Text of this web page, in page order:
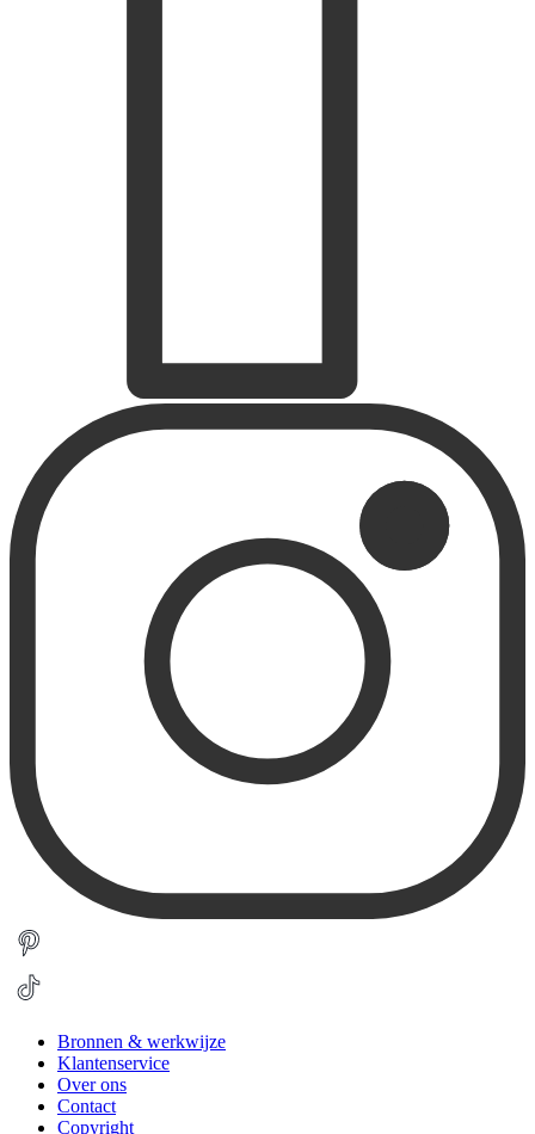
Bronnen & werkwijze
Klantenservice
Over ons
Contact
Copyright